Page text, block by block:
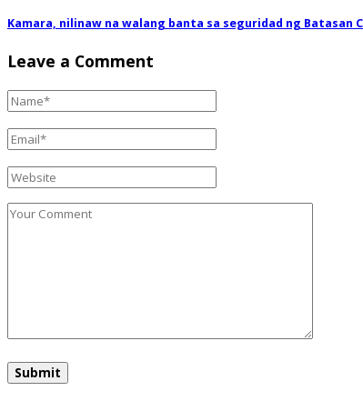
Kamara, nilinaw na walang banta sa seguridad ng Batasan
Leave a Comment